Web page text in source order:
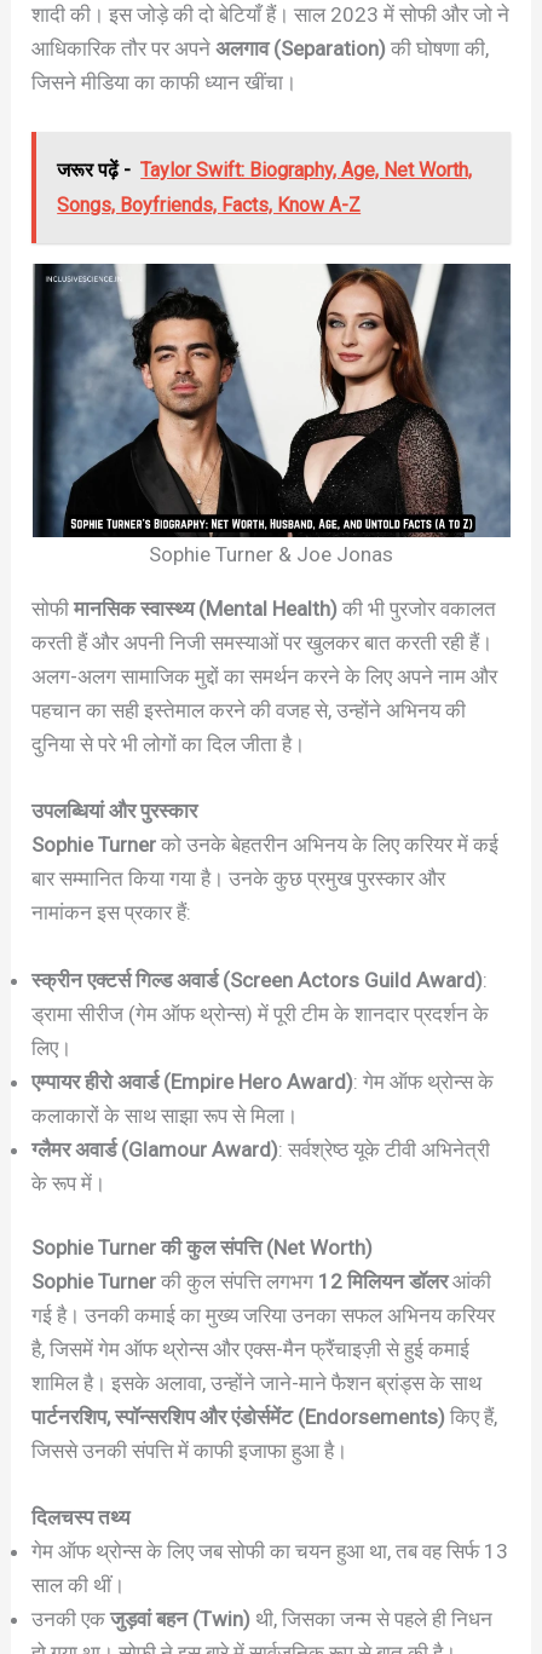
शादी की। इस जोड़े की दो बेटियाँ हैं। साल 2023 में सोफी और जो ने
आधिकारिक तौर पर अपनेअलगाव (Separation) की घोषणा की,
जिसने मीडिया का काफी ध्यान खींचा।
जरूर पढ़ें - Taylor Swift: Biography, Age, Net Worth,
Songs, Boyfriends, Facts, Know A-Z
Sophie Turner & Joe Jonas
सोफीमानसिक स्वास्थ्य (Mental Health) की भी पुरजोर वकालत
करती हैं और अपनी निजी समस्याओं पर खुलकर बात करती रही हैं।
अलग-अलग सामाजिक मुद्दों का समर्थन करने के लिए अपने नाम और
पहचान का सही इस्तेमाल करने की वजह से, उन्होंने अभिनय की
दुनिया से परे भी लोगों का दिल जीता है।
उपलब्धियां और पुरस्कार
Sophie Turner को उनके बेहतरीन अभिनय के लिए करियर में कई
बार सम्मानित किया गया है। उनके कुछ प्रमुख पुरस्कार और
नामांकन इस प्रकार हैं:
स्क्रीन एक्टर्स गिल्ड अवार्ड (Screen Actors Guild Award):
ड्रामा सीरीज (गेम ऑफ थ्रोन्स) में पूरी टीम के शानदार प्रदर्शन के
लिए।
एम्पायर हीरो अवार्ड (Empire Hero Award): गेम ऑफ थ्रोन्स के
कलाकारों के साथ साझा रूप से मिला।
ग्लैमर अवार्ड (Glamour Award): सर्वश्रेष्ठ यूके टीवी अभिनेत्री
के रूप में।
Sophie Turner की कुल संपत्ति (Net Worth)
Sophie Turner की कुल संपत्ति लगभग 12 मिलियन डॉलरआंकी
गई है। उनकी कमाई का मुख्य जरिया उनका सफल अभिनय करियर
है, जिसमें गेम ऑफ थ्रोन्स और एक्स-मैन फ्रैंचाइज़ी से हुई कमाई
शामिल है। इसके अलावा, उन्होंने जाने-माने फैशन ब्रांड्स के साथ
पार्टनरशिप, स्पॉन्सरशिप और एंडोर्समेंट (Endorsements) किए हैं,
जिससे उनकी संपत्ति में काफी इजाफा हुआ है।
दिलचस्प तथ्य
गेम ऑफ थ्रोन्स के लिए जब सोफी का चयन हुआ था, तब वह सिर्फ 13
साल की थीं।
उनकी एकजुड़वां बहन (Twin) थी, जिसका जन्म से पहले ही निधन